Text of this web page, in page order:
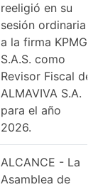
reeligió en su
sesión ordinaria
a la firma KPMG
S.A.S. como
Revisor Fiscal de
ALMAVIVA S.A.
para el año
2026.
ALCANCE - La
Asamblea de